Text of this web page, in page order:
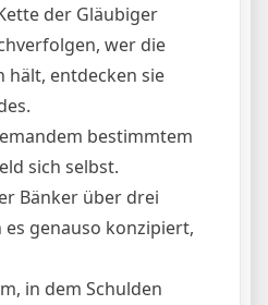
der Gläubiger
wer die
hält, entdecken sie
bestimmtem
sich selbst.
Bänker über drei
genauso konzipiert,
in dem Schulden